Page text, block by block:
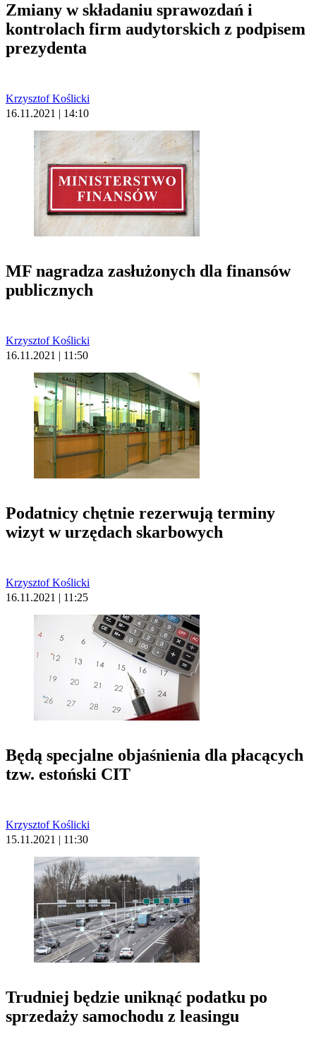
Zmiany w składaniu sprawozdań i
kontrolach firm audytorskich z podpisem
prezydenta
Krzysztof Koślicki
16.11.2021 | 14:10
MF nagradza zasłużonych dla finansów
publicznych
Krzysztof Koślicki
16.11.2021 | 11:50
Podatnicy chętnie rezerwują terminy
wizyt w urzędach skarbowych
Krzysztof Koślicki
16.11.2021 | 11:25
Będą specjalne objaśnienia dla płacących
tzw. estoński CIT
Krzysztof Koślicki
15.11.2021 | 11:30
Trudniej będzie uniknąć podatku po
sprzedaży samochodu z leasingu